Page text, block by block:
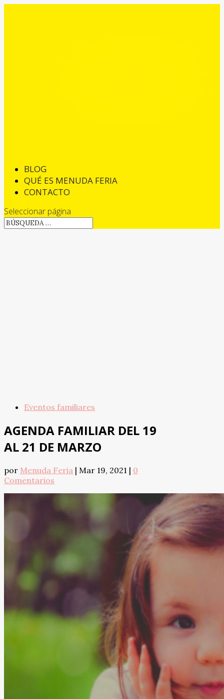
BLOG
QUÉ ES MENUDA FERIA
CONTACTO
Seleccionar página
Eventos familiares
AGENDA FAMILIAR DEL 19
AL 21 DE MARZO
por Menuda Feria | Mar 19, 2021 | 0
Comentarios